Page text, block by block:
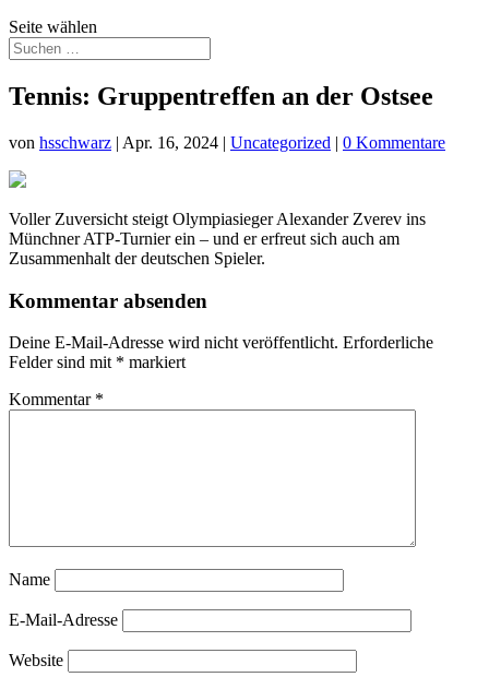
Seite wählen
Tennis: Gruppentreffen an der Ostsee
von hsschwarz | Apr. 16, 2024 | Uncategorized | 0 Kommentare
Voller Zuversicht steigt Olympiasieger Alexander Zverev ins
Münchner ATP-Turnier ein – und er erfreut sich auch am
Zusammenhalt der deutschen Spieler.
Kommentar absenden
Deine E-Mail-Adresse wird nicht veröffentlicht. Erforderliche
Felder sind mit * markiert
Kommentar *
Name
E-Mail-Adresse
Website